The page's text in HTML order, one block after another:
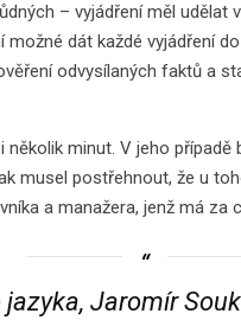
– vyjádření měl udělat
dát každé vyjádření
odvysílaných faktů a
několik minut. V jeho
musel postřehnout, že u
a manažera, jenž má za
Jaromír